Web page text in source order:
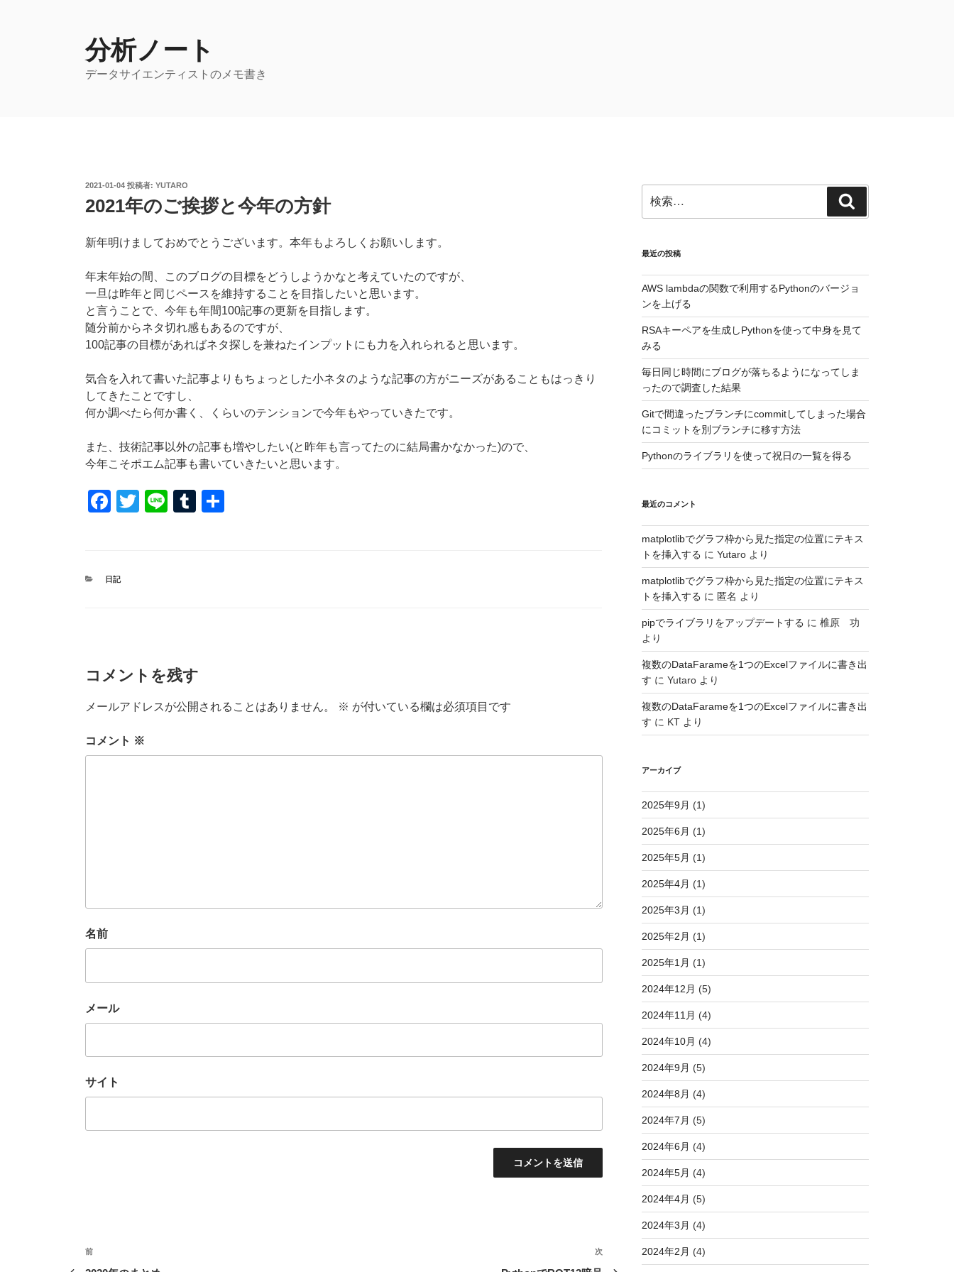
分析ノート
データサイエンティストのメモ書き
投
日:
2021-01-04 投稿者: YUTARO
2021年のご挨拶と今年の方針
新年明けましておめでとうございます。本年もよろしくお願いします。
年末年始の間、このブログの目標をどうしようかなと考えていたのですが、
一旦は昨年と同じペースを維持することを目指したいと思います。
と言うことで、今年も年間100記事の更新を目指します。
随分前からネタ切れ感もあるのですが、
100記事の目標があればネタ探しを兼ねたインプットにも力を入れられると思います。
気合を入れて書いた記事よりもちょっとした小ネタのような記事の方がニーズがあることもはっきり
してきたことですし、
何か調べたら何か書く、くらいのテンションで今年もやっていきたです。
また、技術記事以外の記事も増やしたい(と昨年も言ってたのに結局書かなかった)ので、
今年こそポエム記事も書いていきたいと思います。
F
e
b
T
Li
T
カ
日記
コメントを残す
メールアドレスが公開されることはありません。 ※ が付いている欄は必須項目です
コメント ※
名前
メール
サイト
投
前
前
次
次
索:
索
最近の投稿
AWS lambdaの関数で利用するPythonのバージョ
ンを上げる
RSAキーペアを生成しPythonを使って中身を見て
みる
毎日同じ時間にブログが落ちるようになってしま
ったので調査した結果
Gitで間違ったブランチにcommitしてしまった場合
にコミットを別ブランチに移す方法
Pythonのライブラリを使って祝日の一覧を得る
最近のコメント
matplotlibでグラフ枠から見た指定の位置にテキス
トを挿入する に Yutaroより
matplotlibでグラフ枠から見た指定の位置にテキス
トを挿入する に 匿名 より
pipでライブラリをアップデートする に 椎原 功
より
複数のDataFarameを1つのExcelファイルに書き出
す に Yutaroより
複数のDataFarameを1つのExcelファイルに書き出
す に KTより
アーカイブ
2025年9月 (1)
2025年6月 (1)
2025年5月 (1)
2025年4月 (1)
2025年3月 (1)
2025年2月 (1)
2025年1月 (1)
2024年12月 (5)
2024年11月 (4)
2024年10月 (4)
2024年9月 (5)
2024年8月 (4)
2024年7月 (5)
2024年6月 (4)
2024年5月 (4)
2024年4月 (5)
2024年3月 (4)
2024年2月 (4)